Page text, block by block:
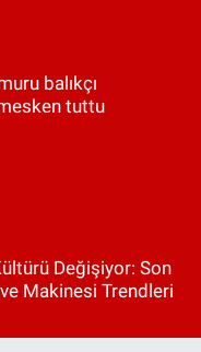
balıkçı
mesken tuttu
Değişiyor: Son
Makinesi Trendleri